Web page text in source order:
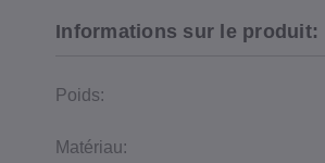
Informations sur le produit:
Poids:
Matériau: